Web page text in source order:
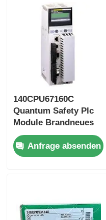
Allen Bradley PLC-Teile
Siemens PLC-Teile
Yokogawa Stardom PLC
Hima Safety Plc
Foxboro PLC
Woodward plc
140CPU67160C
Quantum Safety Plc
Module Brandneues
Schnellversand über
DHL oder FedEx
Anfrage absenden